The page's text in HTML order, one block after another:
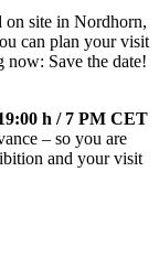
on site in Nordhorn,
can plan your visit
now: Save the date!
h / 7 PM CET
– so you are
and your visit